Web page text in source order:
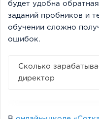
будет удобна
заданий пробников и
обучении сложно
ошибок.
Сколько
директор